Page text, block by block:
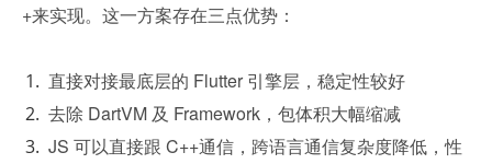
+来实现。这一方案存在三点优势：
直接对接最底层的 Flutter 引擎层，稳定性较好
去除 DartVM 及 Framework，包体积大幅缩减
JS 可以直接跟 C++通信，跨语言通信复杂度降低，性